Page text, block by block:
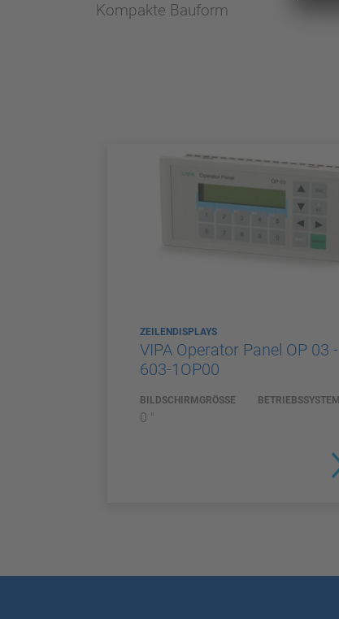
Kompakte Bauform
ZEILENDISPLAYS
VIPA Operator Panel OP 03 -
603-1OP00
BILDSCHIRMGRÖSSE
0 "
BETRIEBSSYSTEM